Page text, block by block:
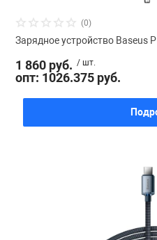
(0)
Зарядное устройство Baseus
1 860 руб. / шт.
опт: 1026.375 руб.